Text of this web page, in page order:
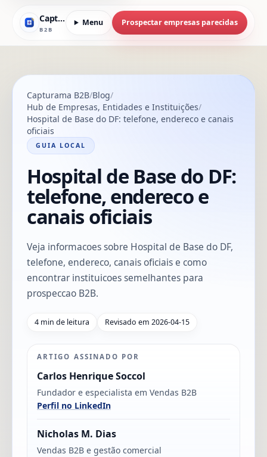
Capturama
B2B
Menu Prospectar empresas parecidas
Capturama B2B Blog
Hub de Empresas, Entidades e Instituições
Hospital de Base do DF: telefone, endereco e canais
oficiais
GUIA LOCAL
Hospital de Base do DF:
telefone, endereco e
canais oficiais
Veja informacoes sobre Hospital de Base do DF,
telefone, endereco, canais oficiais e como
encontrar instituicoes semelhantes para
prospeccao B2B.
4 min de leitura Revisado em 2026-04-15
ARTIGO ASSINADO POR
Carlos Henrique Soccol
Fundador e especialista em Vendas B2B
Perfil no LinkedIn
Nicholas M. Dias
Vendas B2B e gestão comercial